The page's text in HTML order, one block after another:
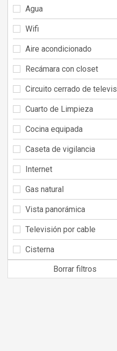
Agua
Wifi
Aire acondicionado
Recámara con closet
Circuito cerrado de
Cuarto de Limpieza
Cocina equipada
Caseta de vigilancia
Internet
Gas natural
Vista panorámica
Televisión por cable
Cisterna
Borrar filtros